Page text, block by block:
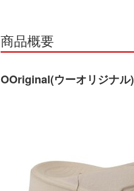
商品概要
OOriginal(ウーオリジナル)